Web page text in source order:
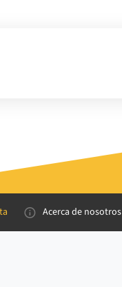
Acerca de nosotros